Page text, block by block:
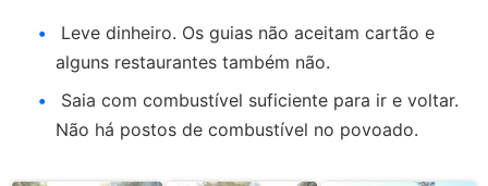
Leve dinheiro. Os guias não aceitam cartão e
alguns restaurantes também não.
Saia com combustível suficiente para ir e voltar.
Não há postos de combustível no povoado.